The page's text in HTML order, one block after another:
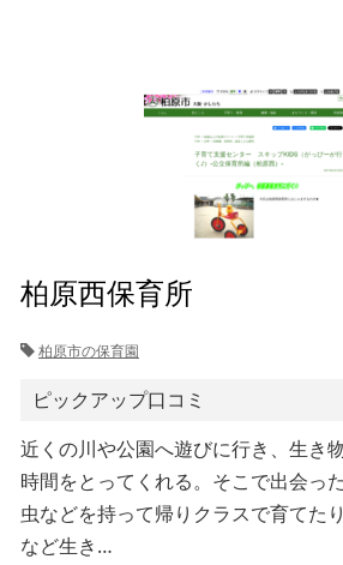
柏原西保育所
柏原市の保育園
ピックアップ口コミ
近くの川や公園へ遊びに行き、生き
時間をとってくれる。そこで出会っ
虫などを持って帰りクラスで育てた
など生き…